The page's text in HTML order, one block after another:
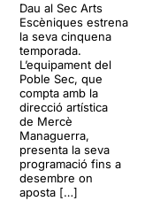
Dau al Sec Arts
Escèniques estrena
la seva cinquena
temporada.
L’equipament del
Poble Sec, que
compta amb la
direcció artística
de Mercè
Managuerra,
presenta la seva
programació fins a
desembre on
aposta […]